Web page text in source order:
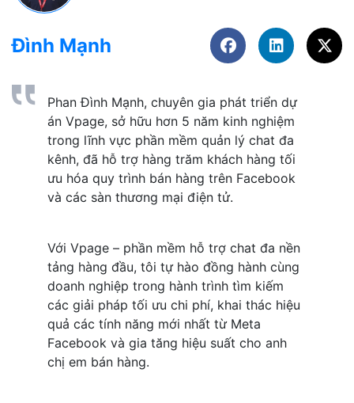
Đình Mạnh
Phan Đình Mạnh, chuyên gia phát triển dự
án Vpage, sở hữu hơn 5 năm kinh nghiệm
trong lĩnh vực phần mềm quản lý chat đa
kênh, đã hỗ trợ hàng trăm khách hàng tối
ưu hóa quy trình bán hàng trên Facebook
và các sàn thương mại điện tử.
Với Vpage – phần mềm hỗ trợ chat đa nền
tảng hàng đầu, tôi tự hào đồng hành cùng
doanh nghiệp trong hành trình tìm kiếm
các giải pháp tối ưu chi phí, khai thác hiệu
quả các tính năng mới nhất từ Meta
Facebook và gia tăng hiệu suất cho anh
chị em bán hàng.